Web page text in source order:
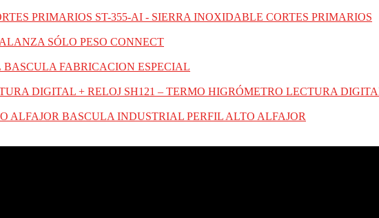
ST-355-AI - SIERRA INOXIDABLE CORTES PRIMARIOS
SÓLO PESO CONNECT
BASCULA FABRICACION ESPECIAL
SH121 – TERMO HIGRÓMETRO LECTURA
BASCULA INDUSTRIAL PERFIL ALTO ALFAJOR